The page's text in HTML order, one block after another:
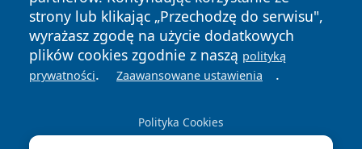
strony lub klikając „Przechodzę do serwisu",
wyrażasz zgodę na użycie dodatkowych
plików cookies zgodnie z naszą polityką
prywatności. Zaawansowane ustawienia .
Polityka Cookies
News Autorzy
Prywatności
Cookies